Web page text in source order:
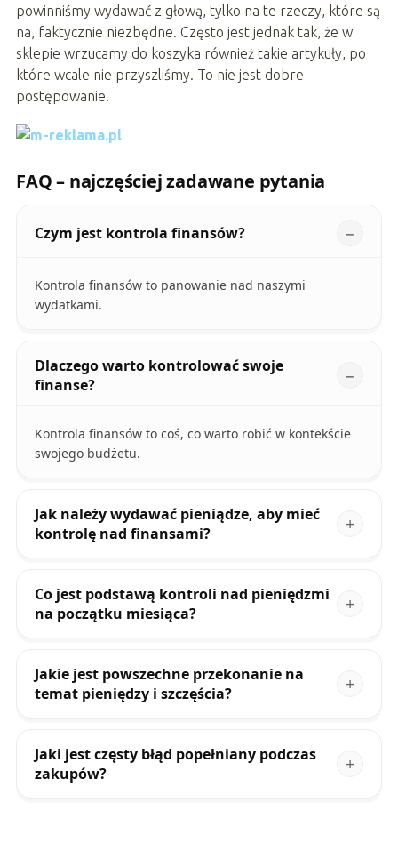
powinniśmy wydawać z głową, tylko na te rzeczy, które są
na, faktycznie niezbędne. Często jest jednak tak, że w
sklepie wrzucamy do koszyka również takie artykuły, po
które wcale nie przyszliśmy. To nie jest dobre
postępowanie.
FAQ – najczęściej zadawane pytania
Czym jest kontrola finansów?
Kontrola finansów to panowanie nad naszymi
wydatkami.
Dlaczego warto kontrolować swoje
finanse?
Kontrola finansów to coś, co warto robić w kontekście
swojego budżetu.
Jak należy wydawać pieniądze, aby mieć
kontrolę nad finansami?
Co jest podstawą kontroli nad pieniędzmi
na początku miesiąca?
Jakie jest powszechne przekonanie na
temat pieniędzy i szczęścia?
Jaki jest częsty błąd popełniany podczas
zakupów?